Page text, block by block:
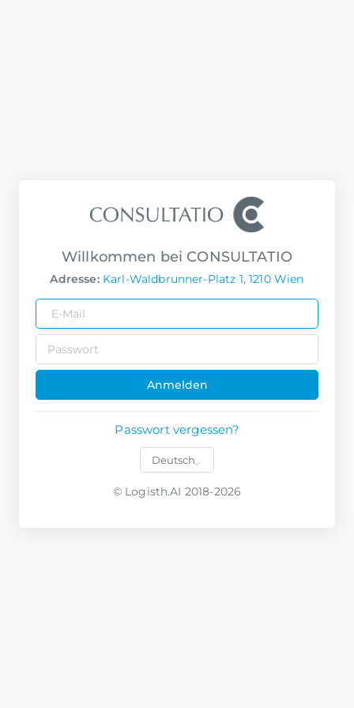
Willkommen bei CONSULTATIO
Adresse: Karl-Waldbrunner-Platz 1, 1210 Wien
Anmelden
Passwort vergessen?
© Logisth.AI 2018-2026